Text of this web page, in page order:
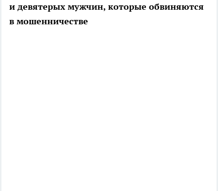
и девятерых мужчин, которые обвиняются
в мошенничестве